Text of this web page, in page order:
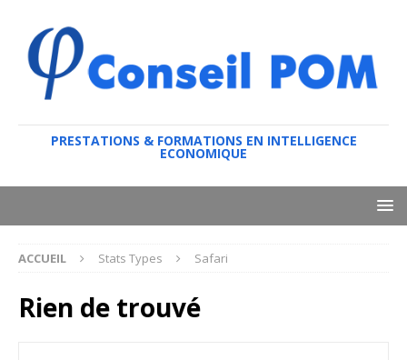
PRESTATIONS & FORMATIONS EN INTELLIGENCE
ECONOMIQUE
ACCUEIL Stats Types Safari
Rien de trouvé